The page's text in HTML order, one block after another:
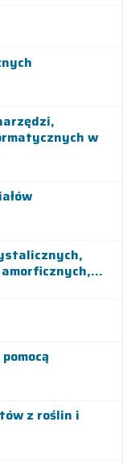
w
z roślin i